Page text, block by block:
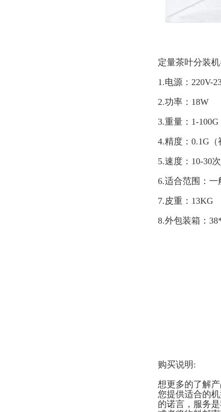
定量茶叶分装
1.电源：220V-
2.功率：18W
3.重量：1-100G
4.精度：0.1G
5.速度：10-30
6.适合范围：
7.皮重：13KG
8.外包装箱：
购买说明:
想更多的了解
您提供适合的
的诺言，服务